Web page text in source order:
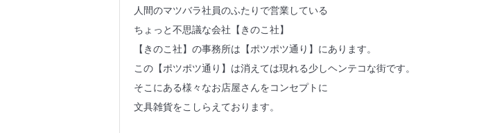
人間のマツバラ社員のふたりで営業している
ちょっと不思議な会社【きのこ社】
【きのこ社】の事務所は【ポツポツ通り】にあります。
この【ポツポツ通り】は消えては現れる少しヘンテコな街です。
そこにある様々なお店屋さんをコンセプトに
文具雑貨をこしらえております。